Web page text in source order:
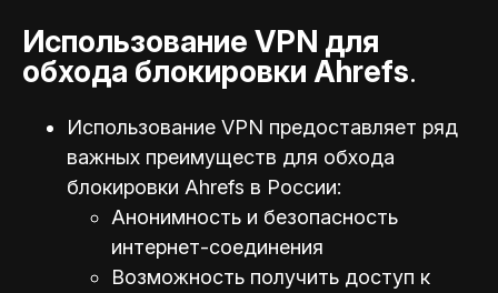
Использование VPN для
обхода блокировки Ahrefs.
Использование VPN предоставляет ряд
важных преимуществ для обхода
блокировки Ahrefs в России:
Анонимность и безопасность
интернет-соединения
Возможность получить доступ к